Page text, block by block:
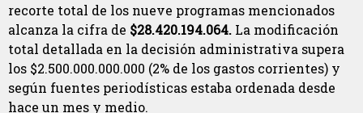
recorte total de los nueve programas mencionados
alcanza la cifra de $28.420.194.064. La modificación
total detallada en la decisión administrativa supera
los $2.500.000.000.000 (2% de los gastos corrientes) y
según fuentes periodísticas estaba ordenada desde
hace un mes y medio.